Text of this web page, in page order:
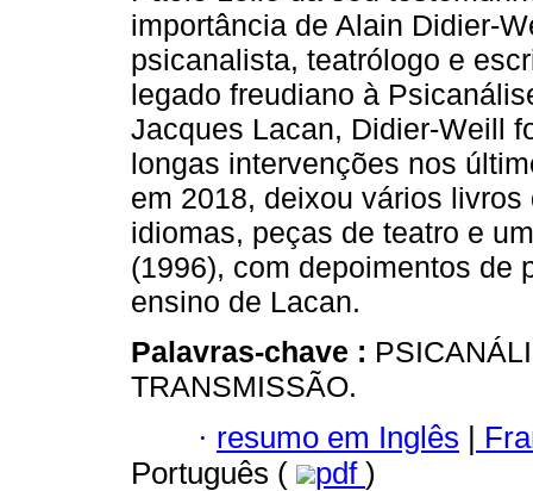
importância de Alain Didier-
psicanalista, teatrólogo e
legado freudiano à
Jacques Lacan, Didier-Weill
longas intervenções nos
em 2018, deixou vários
idiomas, peças de teatro e
(1996), com depoimentos de
ensino de Lacan.
Palavras-chave :
TRANSMISSÃO.
· resumo em Inglês |
Português (
pdf )